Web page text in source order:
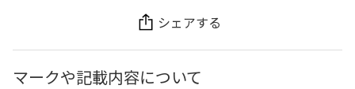
シェアする
マークや記載内容について